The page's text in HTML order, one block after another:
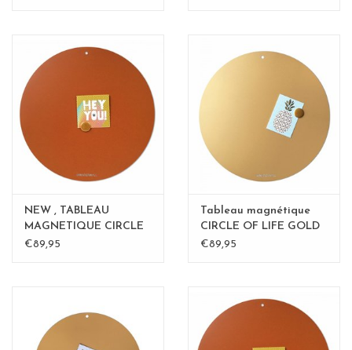
NEW , TABLEAU
MAGNETIQUE CIRCLE
Rouille 60cm
€89,95
Tableau magnétique
CIRCLE OF LIFE GOLD
50cm diam.
€89,95